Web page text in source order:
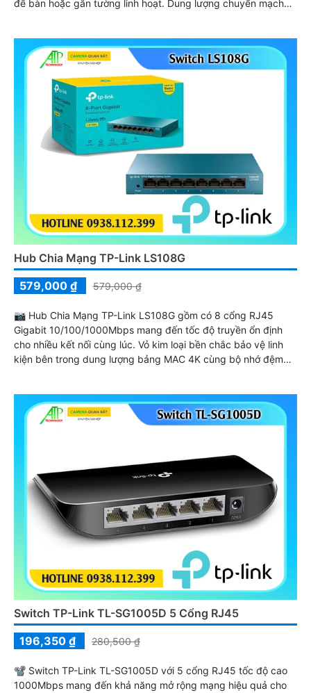
để bàn hoặc gắn tường linh hoạt. Dung lượng chuyển mạch
hiệu suất cho các tập tin lớn.
Hub Chia Mạng TP-Link LS108G
579,000 ₫
579,000 ₫
📷 Hub Chia Mạng TP-Link LS108G gồm có 8 cổng RJ45
Gigabit 10/100/1000Mbps mang đến tốc độ truyền ổn định
cho nhiều kết nối cùng lúc. Vỏ kim loại bền chắc bảo vệ linh
kiện bên trong dung lượng bảng MAC 4K cùng bộ nhớ đệm
Switch TP-Link TL-SG1005D 5 Cổng RJ45
196,350 ₫
280,500 ₫
📽 Switch TP-Link TL-SG1005D với 5 cổng RJ45 tốc độ cao
1000Mbps mang đến khả năng mở rộng mạng hiệu quả cho